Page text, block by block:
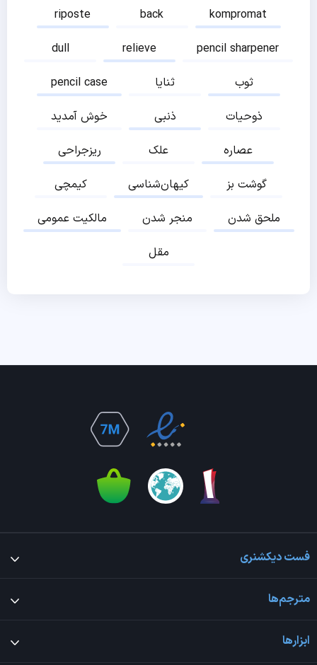
riposte
back
kompromat
dull
relieve
pencil sharpener
pencil case
ثنایا
ثوب
خوش آمدید
ذنبی
ذوحیات
ریزجراحی
علک
عصاره
کیمچی
کیهان‌شناسی
گوشت بز
مالکیت عمومی
منجر شدن
ملحق شدن
مقل
فست دیکشنری
مترجم‌ها
ابزارها